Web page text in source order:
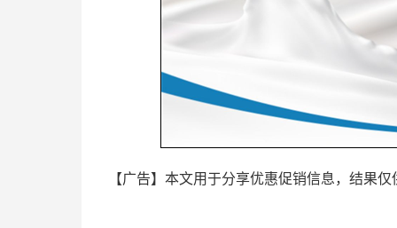
【广告】本文用于分享优惠促销信息，结果仅